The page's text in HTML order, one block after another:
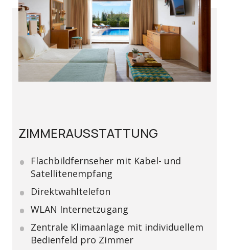
ZIMMERAUSSTATTUNG
Flachbildfernseher mit Kabel- und
Satellitenempfang
Direktwahltelefon
WLAN Internetzugang
Zentrale Klimaanlage mit individuellem
Bedienfeld pro Zimmer